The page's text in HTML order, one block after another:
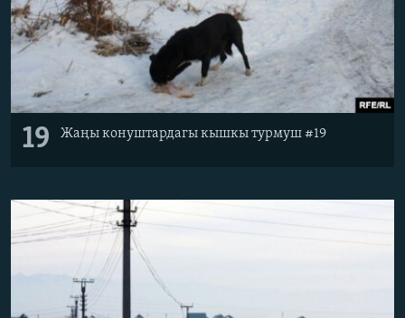
19 Жаңы конуштардагы кышкы турмуш #19